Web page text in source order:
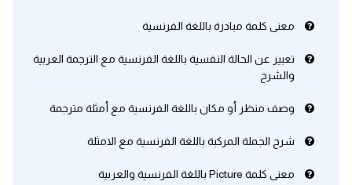
معنى كلمة مبادرة باللغة الفرنسية
تعبير عن الحالة النفسية باللغة الفرنسية مع الترجمة العربية
والشرح
وصف منظر أو مكان باللغة الفرنسية مع أمثلة مترجمة
شرح الجملة المركبة باللغة الفرنسية مع الامثلة
معنى كلمة Picture باللغة الفرنسية والعربية